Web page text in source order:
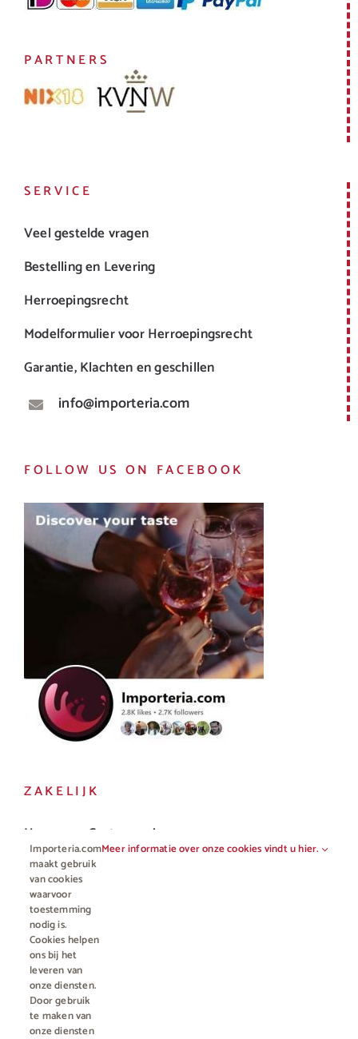
PARTNERS
SERVICE
Veel gestelde vragen
Bestelling en Levering
Herroepingsrecht
Modelformulier voor Herroepingsrecht
Garantie, Klachten en geschillen
info@importeria.com
FOLLOW US ON FACEBOOK
ZAKELIJK
Horeca en Gastronomie
Vakhandel
Importeria.com
maakt gebruik
van cookies
waarvoor
toestemming
nodig is.
Cookies helpen
ons bij het
leveren van
onze diensten.
Door gebruik
te maken van
onze diensten
Meer informatie over onze cookies vindt u hier.